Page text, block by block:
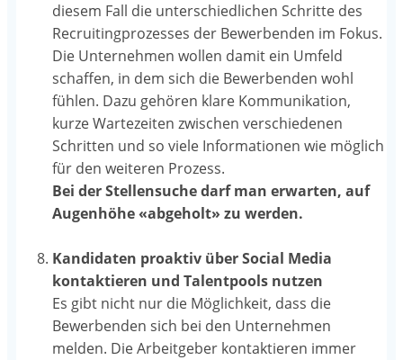
diesem Fall die unterschiedlichen Schritte des
Recruitingprozesses der Bewerbenden im Fokus.
Die Unternehmen wollen damit ein Umfeld
schaffen, in dem sich die Bewerbenden wohl
fühlen. Dazu gehören klare Kommunikation,
kurze Wartezeiten zwischen verschiedenen
Schritten und so viele Informationen wie möglich
für den weiteren Prozess.
Bei der Stellensuche darf man erwarten, auf
Augenhöhe «abgeholt» zu werden.
Kandidaten proaktiv über Social Media
kontaktieren und Talentpools nutzen
Es gibt nicht nur die Möglichkeit, dass die
Bewerbenden sich bei den Unternehmen
melden. Die Arbeitgeber kontaktieren immer